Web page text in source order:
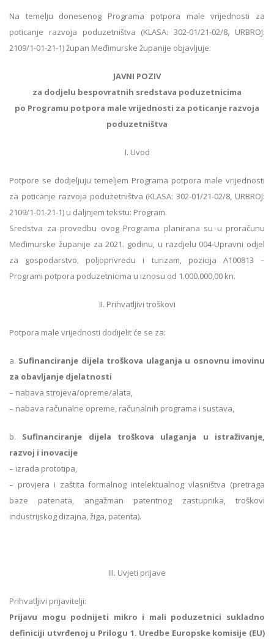
Na temelju donesenog Programa potpora male vrijednosti za
poticanje razvoja poduzetništva (KLASA: 302-01/21-02/8, URBROJ:
2109/1-01-21-1) župan Međimurske županije objavljuje:
JAVNI POZIV
za dodjelu bespovratnih sredstava poduzetnicima
po Programu potpora male vrijednosti za poticanje razvoja
poduzetništva
I. Uvod
Potpore se dodjeljuju temeljem Programa potpora male vrijednosti
za poticanje razvoja poduzetništva (KLASA: 302-01/21-02/8, URBROJ:
2109/1-01-21-1) u daljnjem tekstu: Program.
Sredstva za provedbu ovog Programa planirana su u proračunu
Međimurske županije za 2021. godinu, u razdjelu 004-Upravni odjel
za gospodarstvo, poljoprivredu i turizam, pozicija A100813 –
Programi potpora poduzetnicima u iznosu od 1.000.000,00 kn.
II. Prihvatljivi troškovi
Potpora male vrijednosti dodijelit će se za:
a. Sufinanciranje dijela troškova ulaganja u osnovnu imovinu
za obavljanje djelatnosti
– nabava strojeva/opreme/alata,
– nabava računalne opreme, računalnih programa i sustava,
b. Sufinanciranje dijela troškova ulaganja u istraživanje,
razvoj i inovacije
– izrada prototipa,
– provjera i zaštita formalnog intelektualnog vlasništva (pretraga
baze patenata, angažman patentnog zastupnika, troškovi
industrijskog dizajna, žiga, patenta).
III. Uvjeti prijave
Prihvatljivi prijavitelji:
Prijavu mogu podnijeti mikro i mali poduzetnici sukladno
definiciji utvrđenoj u Prilogu 1. Uredbe Europske komisije (EU)